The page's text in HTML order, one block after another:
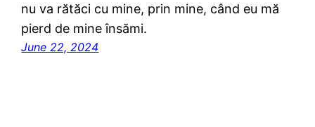
nu va rătăci cu mine, prin mine, când eu mă
pierd de mine însămi.
June 22, 2024